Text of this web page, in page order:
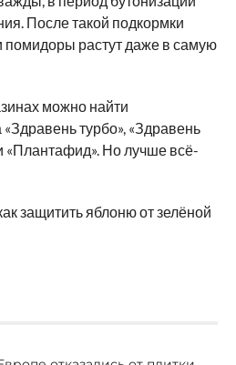
После такой подкормки
помидоры растут даже в самую
можно найти
турбо», «Здравень
«Плантафид». Но лучше всё-
защитить яблоню от зелёной